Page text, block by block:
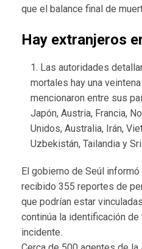
que el balance final de
Hay extranjeros
Las autoridades
mortales hay una
mencionaron entre sus
Japón, Austria, Francia,
Unidos, Australia, Irán,
Uzbekistán, Tailandia y
El gobierno de Seúl
recibido 355 reportes de
que podrían estar
continúa la identificación
incidente.